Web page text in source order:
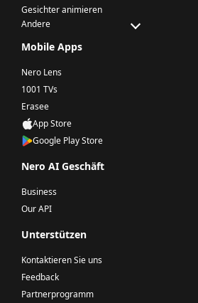
Gesichter animieren
Andere
Mobile Apps
Nero Lens
1001 TVs
Erasee
App Store
Google Play Store
Nero AI Geschäft
Business
Our API
Unterstützen
Kontaktieren Sie uns
Feedback
Partnerprogramm